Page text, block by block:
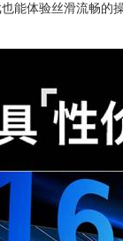
能体验丝滑流畅的